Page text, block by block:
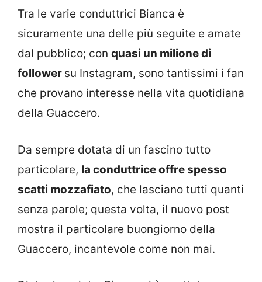
Tra le varie conduttrici Bianca è
sicuramente una delle più seguite e amate
dal pubblico; con quasi un milione di
follower su Instagram, sono tantissimi i fan
che provano interesse nella vita quotidiana
della Guaccero.
Da sempre dotata di un fascino tutto
particolare, la conduttrice offre spesso
scatti mozzafiato, che lasciano tutti quanti
senza parole; questa volta, il nuovo post
mostra il particolare buongiorno della
Guaccero, incantevole come non mai.